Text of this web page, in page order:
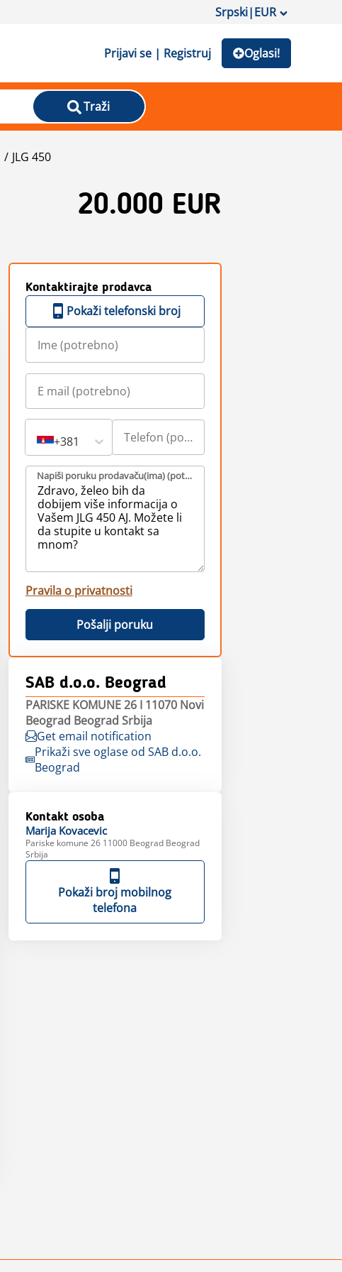
Srpski|EUR
Prijavi se | Registruj Oglasi!
Traži
JLG 450
20.000 EUR
Kontaktirajte prodavca
Pokaži telefonski broj
+381
Napiši poruku prodavaču(ima) (potrebno)
Pravila o privatnosti
Pošalji poruku
SAB d.o.o. Beograd
PARISKE KOMUNE 26 I 11070 Novi
Beograd Beograd Srbija
Get email notification
Prikaži sve oglase od SAB d.o.o.
Beograd
Kontakt osoba
Marija Kovacevic
Pariske komune 26 11000 Beograd Beograd
Srbija
Pokaži broj mobilnog
telefona